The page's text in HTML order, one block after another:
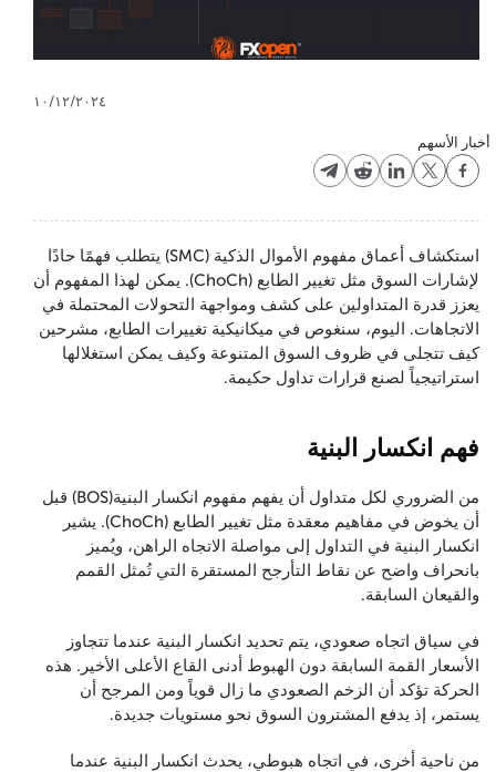
١٠/١٢/٢٠٢٤
أخبار الأسهم
استكشاف أعماق مفهوم الأموال الذكية (SMC) يتطلب فهمًا حادًا
لإشارات السوق مثل تغيير الطابع (ChoCh). يمكن لهذا المفهوم أن
يعزز قدرة المتداولين على كشف ومواجهة التحولات المحتملة في
الاتجاهات. اليوم، سنغوص في ميكانيكية تغييرات الطابع، مشرحين
كيف تتجلى في ظروف السوق المتنوعة وكيف يمكن استغلالها
استراتيجياً لصنع قرارات تداول حكيمة.
فهم انكسار البنية
من الضروري لكل متداول أن يفهم مفهوم انكسار البنية(BOS) قبل
أن يخوض في مفاهيم معقدة مثل تغيير الطابع (ChoCh). يشير
انكسار البنية في التداول إلى مواصلة الاتجاه الراهن، ويُميز
بانحراف واضح عن نقاط التأرجح المستقرة التي تُمثل القمم
والقيعان السابقة.
في سياق اتجاه صعودي، يتم تحديد انكسار البنية عندما تتجاوز
الأسعار القمة السابقة دون الهبوط أدنى القاع الأعلى الأخير. هذه
الحركة تؤكد أن الزخم الصعودي ما زال قوياً ومن المرجح أن
يستمر، إذ يدفع المشترون السوق نحو مستويات جديدة.
من ناحية أخرى، في اتجاه هبوطي، يحدث انكسار البنية عندما